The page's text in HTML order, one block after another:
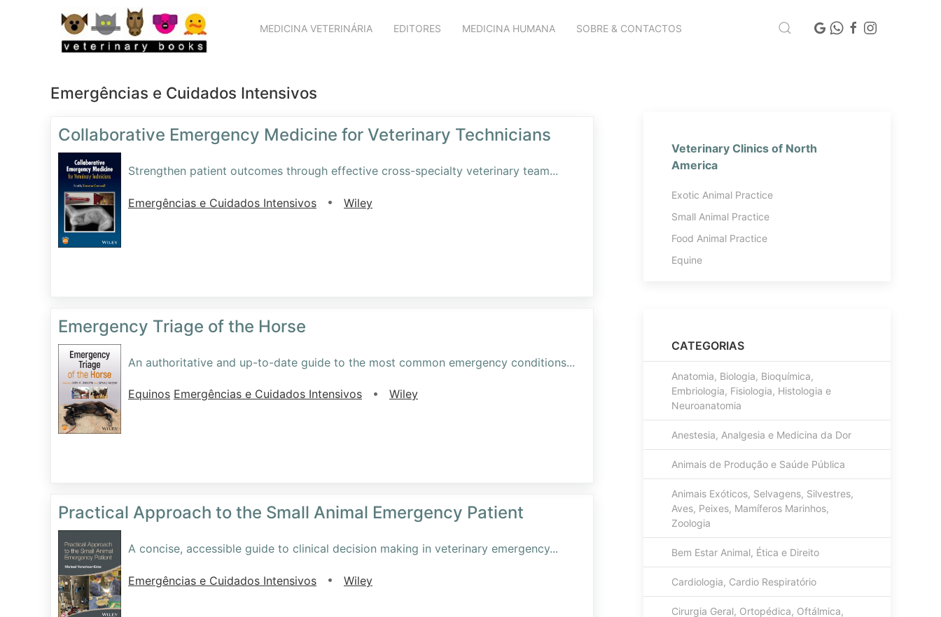
MEDICINA VETERINÁRIA EDITORES MEDICINA HUMANA SOBRE & CONTACTOS
Emergências e Cuidados Intensivos
Collaborative Emergency Medicine for Veterinary Technicians
Strengthen patient outcomes through effective cross-specialty veterinary team...
Emergências e Cuidados Intensivos • Wiley
Emergency Triage of the Horse
An authoritative and up-to-date guide to the most common emergency conditions...
Equinos Emergências e Cuidados Intensivos • Wiley
Practical Approach to the Small Animal Emergency Patient
A concise, accessible guide to clinical decision making in veterinary emergency...
Emergências e Cuidados Intensivos • Wiley
Veterinary Clinics of North
America
Exotic Animal Practice
Small Animal Practice
Food Animal Practice
Equine
CATEGORIAS
Anatomia, Biologia, Bioquímica,
Embriologia, Fisiologia, Histologia e
Neuroanatomia
Anestesia, Analgesia e Medicina da Dor
Animais de Produção e Saúde Pública
Animais Exóticos, Selvagens, Silvestres,
Aves, Peixes, Mamíferos Marinhos,
Zoologia
Bem Estar Animal, Ética e Direito
Cardiologia, Cardio Respiratório
Cirurgia Geral, Ortopédica, Oftálmica,